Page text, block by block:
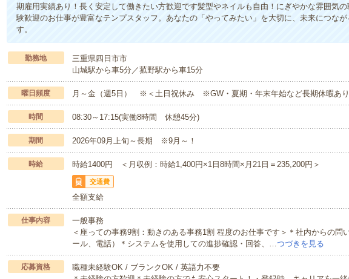
期雇用実績あり！長く安定して働きたい方歓迎です髪型やネイルも自由！にぎやかな雰囲気
験歓迎のお仕事が豊富なテンプスタッフ。あなたの「やってみたい」を大切に、未来につなが
す。
勤務地
三重県四日市市
山城駅から車5分／菰野駅から車15分
曜日頻度 月～金（週5日） ※＜土日祝休み ※GW・夏期・年末年始など長期休暇あり
時間 08:30～17:15(実働8時間 休憩45分)
期間 2026年09月上旬～長期 ※9月～！
時給 時給1400円 ＜月収例：時給1,400円×1日8時間×月21日＝235,200円＞
交通費
全額支給
仕事内容
一般事務
＜座っての事務9割：動きのある事務1割 程度のお仕事です＞＊社内からの問
ール、電話）＊システムを使用しての進捗確認・回答、… つづきを見る
応募資格
職種未経験OK / ブランクOK / 英語力不要